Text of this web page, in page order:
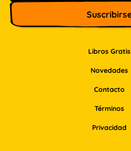
Libros Gratis
Novedades
Contacto
Términos
Privacidad